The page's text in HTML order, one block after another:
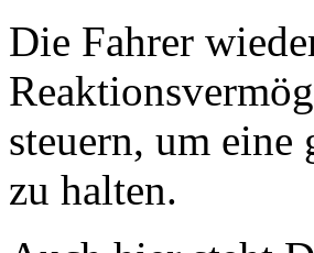
Die Fahrer
steuern, um eine
zu halten.